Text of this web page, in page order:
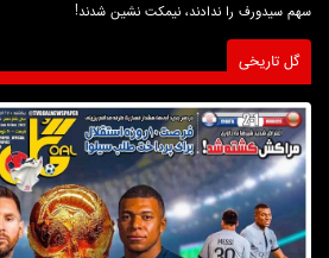
سهم سیدورف را ندادند، نیمکت نشین شدند!
گل تاریخی